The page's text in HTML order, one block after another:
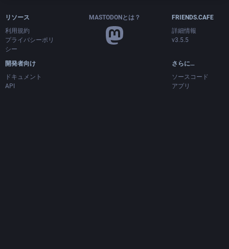
リソース
利用規約
プライバシーポリ
シー
開発者向け
ドキュメント
API
MASTODONとは？
FRIENDS.CAFE
詳細情報
v3.5.5
さらに…
ソースコード
アプリ